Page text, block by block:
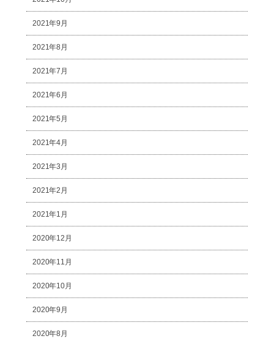
2021年9月
2021年8月
2021年7月
2021年6月
2021年5月
2021年4月
2021年3月
2021年2月
2021年1月
2020年12月
2020年11月
2020年10月
2020年9月
2020年8月